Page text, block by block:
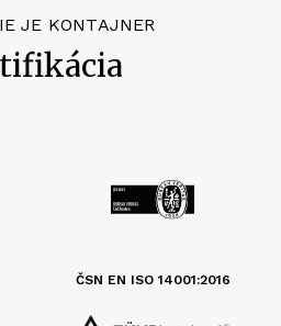
JE KONTAJNER
ČSN EN ISO 14001:2016